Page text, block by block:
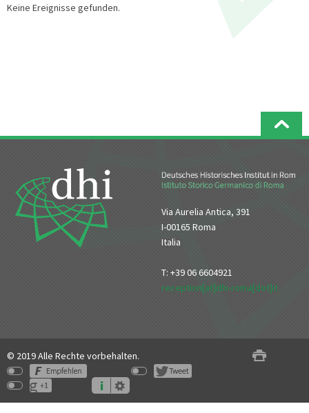
Keine Ereignisse gefunden.
Via Aurelia Antica, 391
I-00165 Roma
Italia
T: +39 06 6604921
reception[at]dhi-roma[dot]it
© 2019 Alle Rechte vorbehalten.